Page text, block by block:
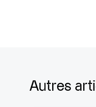
Autres